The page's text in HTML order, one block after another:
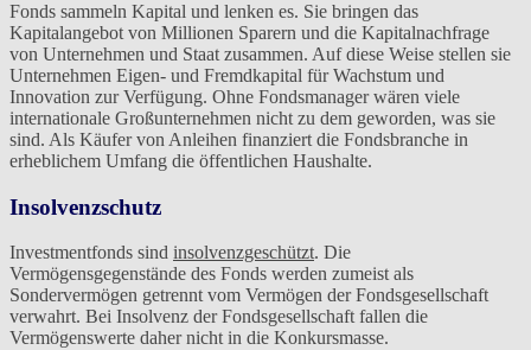
Fonds sammeln Kapital und lenken es. Sie bringen das
Kapitalangebot von Millionen Sparern und die Kapitalnachfrage
von Unternehmen und Staat zusammen. Auf diese Weise stellen sie
Unternehmen Eigen- und Fremdkapital für Wachstum und
Innovation zur Verfügung. Ohne Fondsmanager wären viele
internationale Großunternehmen nicht zu dem geworden, was sie
sind. Als Käufer von Anleihen finanziert die Fondsbranche in
erheblichem Umfang die öffentlichen Haushalte.
Insolvenzschutz
Investmentfonds sind insolvenzgeschützt. Die
Vermögensgegenstände des Fonds werden zumeist als
Sondervermögen getrennt vom Vermögen der Fondsgesellschaft
verwahrt. Bei Insolvenz der Fondsgesellschaft fallen die
Vermögenswerte daher nicht in die Konkursmasse.